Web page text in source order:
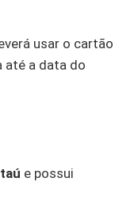
usar o cartão
até a data do
e possui